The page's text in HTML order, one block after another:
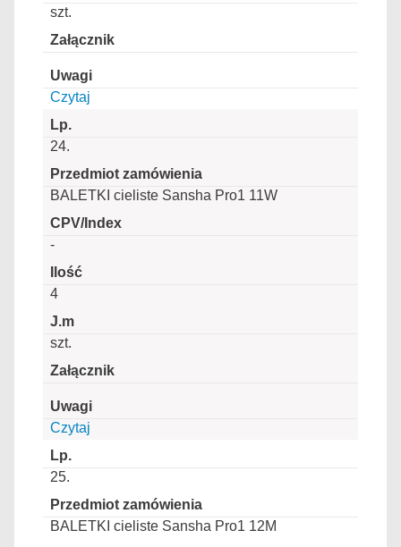
szt.
Czytaj
24.
BALETKI cieliste Sansha Pro1 11W
-
4
szt.
Czytaj
25.
BALETKI cieliste Sansha Pro1 12M